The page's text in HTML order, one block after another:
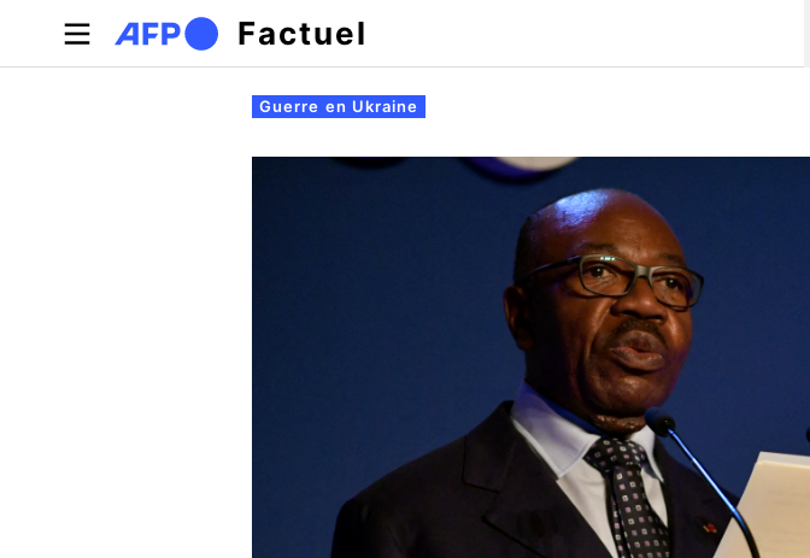
Aller au contenu principal
Factuel
Onglets principaux
Guerre en Ukraine